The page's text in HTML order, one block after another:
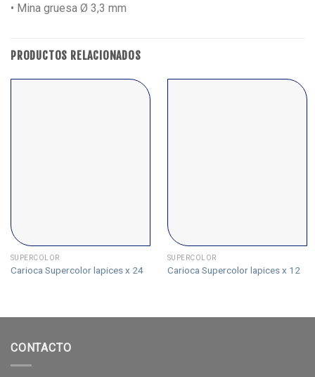
• Mina gruesa Ø 3,3 mm
PRODUCTOS RELACIONADOS
SUPERCOLOR
Carioca Supercolor lapices x 24
SUPERCOLOR
Carioca Supercolor lapices x 12
CONTACTO